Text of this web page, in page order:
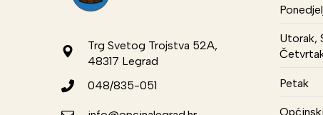
Trg Svetog Trojstva 52A,
48317 Legrad
048/835-051
Utorak,
Petak
Općinski